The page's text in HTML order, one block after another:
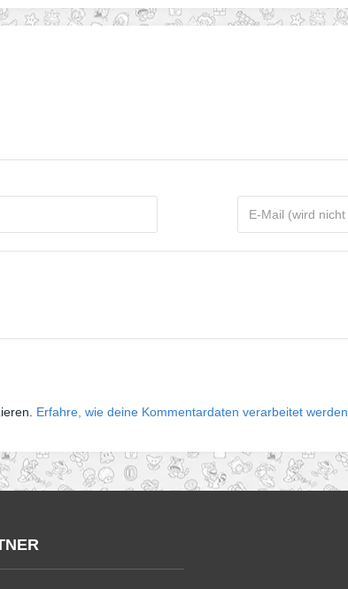
Erfahre, wie deine Kommentardaten verarbeitet werden.